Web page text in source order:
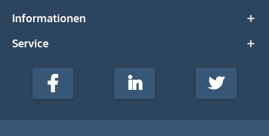
Informationen
Service
stempel-
Media
Facebook LinkedIn Twitter